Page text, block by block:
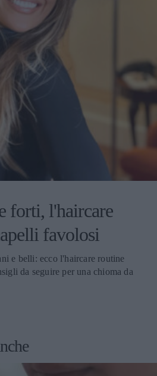
forti, l'haircare
favolosi
e belli: ecco l'haircare routine
da seguire per una chioma da